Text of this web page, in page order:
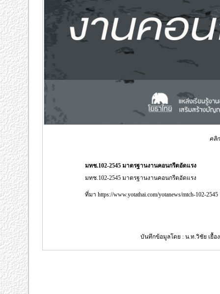
คลิ
มทช.102-2545 มาตรฐานงานคอนกรีตอัดแรง
มทช.102-2545 มาตรฐานงานคอนกรีตอัดแรง
ที่มา https://www.yotathai.com/yotanews/mtch-102-2545
บันทึกข้อมูลโดย : น.ท.วิชัย เยื้อง